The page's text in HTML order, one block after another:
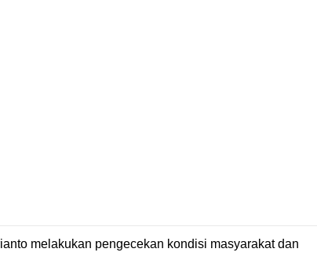
melakukan pengecekan kondisi masyarakat dan